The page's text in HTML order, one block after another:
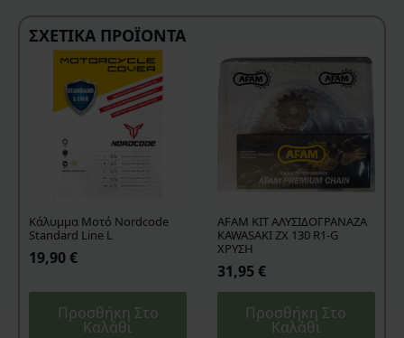
ΣΧΕΤΙΚΆ ΠΡΟΪΌΝΤΑ
Kάλυμμα Mοτό Nordcode
Standard Line L
19,90€
Προσθήκη Στο
Καλάθι
AFAM KIT ΑΛΥΣΙΔΟΓΡΑΝΑΖΑ
KAWASAKI ZX 130 R1-G
ΧΡΥΣΗ
31,95 €
Προσθήκη Στο
Καλάθι